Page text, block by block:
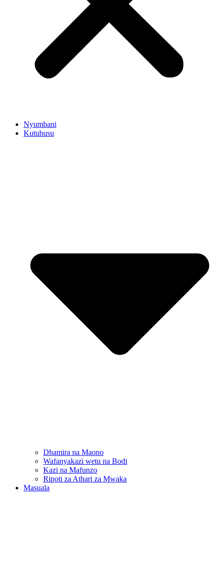
Nyumbani
Kutuhusu
Dhamira na Maono
Wafanyakazi wetu na Bodi
Kazi na Mafunzo
Ripoti za Athari za Mwaka
Masuala